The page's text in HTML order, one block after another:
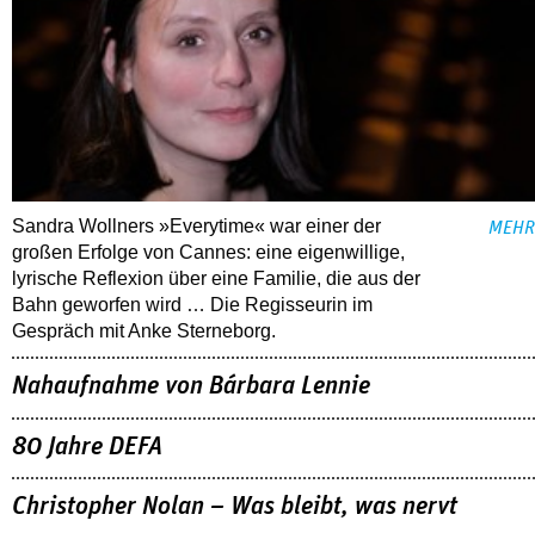
Sandra Wollners »Everytime« war einer der
großen Erfolge von Cannes: eine eigenwillige,
lyrische Reflexion über eine ­Familie, die aus der
Bahn geworfen wird … Die Regisseurin im
Gespräch mit Anke Sterneborg.
MEHR
Nahaufnahme von Bárbara Lennie
80 Jahre DEFA
Christopher Nolan – Was bleibt, was nervt